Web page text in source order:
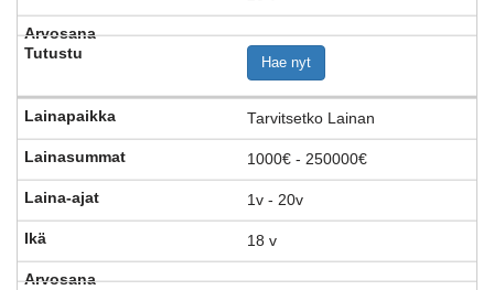
Hae nyt
Tarvitsetko Lainan
1000€ - 250000€
1v - 20v
18 v